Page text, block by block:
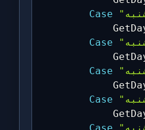
Case
Case
Case
Case